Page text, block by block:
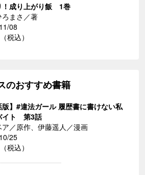
！成り上がり飯 1巻
まさ／著
08
税込）
のおすすめ書籍
版】#違法ガール 履歴書に書けない私
イト 第3話
／原作、伊藤遥人／漫画
25
税込）